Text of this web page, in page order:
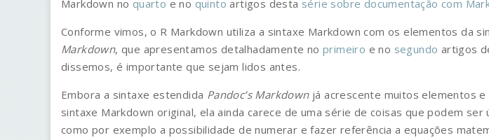
Markdown no quarto e no quinto artigos desta série sobre documentação com
Conforme vimos, o R Markdown utiliza a sintaxe Markdown com os elementos da
Markdown, que apresentamos detalhadamente noprimeiro e no segundo artigos
dissemos, é importante que sejam lidos antes.
Embora a sintaxe estendida Pandoc’s Markdownjá acrescente muitos elementos e
sintaxe Markdown original, ela ainda carece de uma série de coisas que podem ser
como por exemplo a possibilidade de numerar e fazer referência a equações